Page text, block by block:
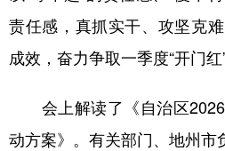
责任感，真抓实干、攻坚克
成效，奋力争取一季度“开门红”
会上解读了《自治区2026
动方案》。有关部门、地州市